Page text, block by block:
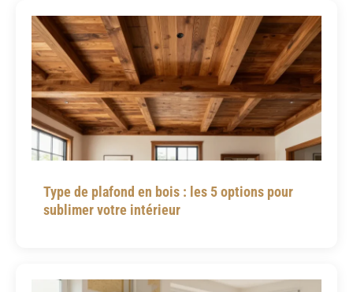
Type de plafond en bois : les 5 options pour
sublimer votre intérieur